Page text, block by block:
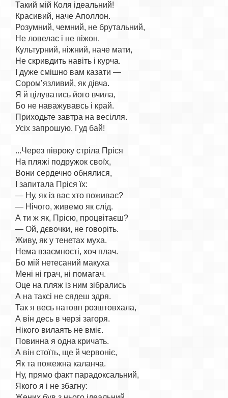
Такий мій Коля ідеальний!
Красивий, наче Аполлон.
Розумний, чемний, не брутальний,
Не ловелас і не піжон.
Культурний, ніжний, наче мати,
Не скривдить навіть і курча.
І дуже смішно вам казати —
Сором’язливий, як дівча.
Я й цілуватись його вчила,
Бо не наважувавсь і край.
Приходьте завтра на весілля.
Усіх запрошую. Гуд бай!
...Через півроку стріла Пріся
На пляжі подружок своїх,
Вони сердечно обнялися,
І запитала Пріся їх:
— Ну, як із вас хто поживає?
— Нічого, живемо як слід.
А ти ж як, Прісю, процвітаєш?
— Ой, дєвочки, не говоріть.
Живу, як у тенетах муха.
Нема взаємності, хоч плач.
Бо мій нетесаний макуха
Мені ні грач, ні помагач.
Оце на пляж із ним зібрались
А на таксі не сядеш здря.
Так я весь натовп розштовхала,
А він десь в черзі загоря.
Нікого вилаять не вміє.
Повинна я одна кричать.
А він стоїть, ще й червоніє,
Як та пожежна каланча.
Ну, прямо факт парадоксальний,
Якого я і не збагну: